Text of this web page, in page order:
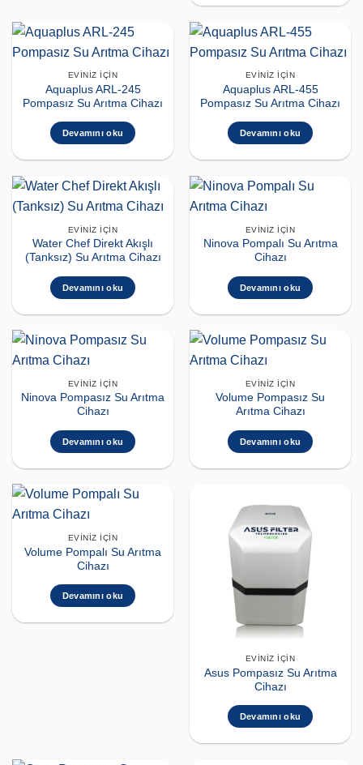
EVINIZ İÇIN
Aquaplus ARL-245
Pompasız Su Arıtma Cihazı
Devamını oku
EVINIZ İÇIN
Aquaplus ARL-455
Pompasız Su Arıtma Cihazı
Devamını oku
EVINIZ İÇIN
Water Chef Direkt Akışlı
(Tanksız) Su Arıtma Cihazı
Devamını oku
EVINIZ İÇIN
Ninova Pompalı Su Arıtma
Cihazı
Devamını oku
EVINIZ İÇIN
Ninova Pompasız Su Arıtma
Cihazı
Devamını oku
EVINIZ İÇIN
Volume Pompasız Su
Arıtma Cihazı
Devamını oku
EVINIZ İÇIN
Volume Pompalı Su Arıtma
Cihazı
Devamını oku
EVINIZ İÇIN
Asus Pompasız Su Arıtma
Cihazı
Devamını oku